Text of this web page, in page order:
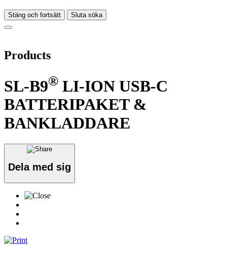
Stäng och fortsätt Sluta söka
Products
SL-B9® LI-ION USB-C
BATTERIPAKET &
BANKLADDARE
Dela med sig